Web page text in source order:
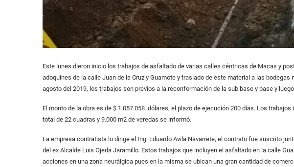
Este lunes dieron inicio los trabajos de asfaltado de varias calles céntricas de Macas y
adoquines de la calle Juan de la Cruz y Guamote y traslado de este material a las
agosto del 2019, los trabajos son previos a la reconformación de la sub base y base y
El monto de la obra es de $ 1.057.058 dólares, el plazo de ejecución 200 días. Los
total de 22 cuadras y 9.000 m2 de veredas se informó.
La empresa contratista lo dirige el Ing. Eduardo Avila Navarrete, el contrato fue suscrito
del ex Alcalde Luis Ojeda Jaramillo. Estos trabajos que incluyen el asfaltado en la calle
acciones en una zona neurálgica pues en la misma se ubican una gran cantidad de